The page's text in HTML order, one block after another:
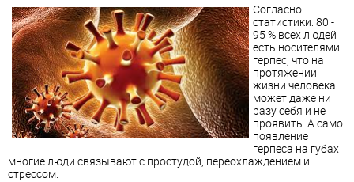
Согласно
статистики: 80 -
95 % всех людей
есть носителями
герпес, что на
протяжении
жизни человека
может даже ни
разу себя и не
проявить. А само
появление
герпеса на губах
многие люди связывают с простудой, переохлаждением и
стрессом.